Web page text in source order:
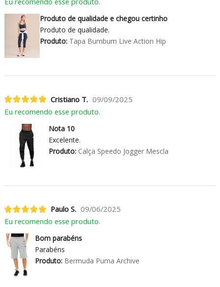
Produto de qualidade e chegou certinho
Produto de qualidade.
Produto:Tapa Bumbum Live Action Hip
Cristiano T. 09/09/2025
Eu recomendo esse produto.
Nota 10
Excelente.
Produto:Calça Speedo Jogger Mescla
Paulo S. 09/06/2025
Eu recomendo esse produto.
Bom parabéns
Parabéns
Produto:Bermuda Puma Archive